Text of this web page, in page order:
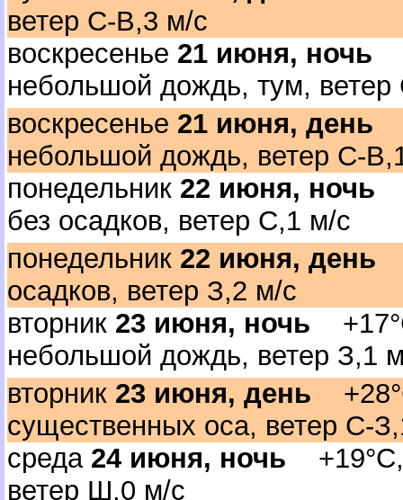
етер С-В,3 м/с
оскресенье 21 июня, ночь
небольшой дождь, тум,
оскресенье 21 июня, день
небольшой дождь, ветер С-
понедельник 22 июня, ночь
ез осадков, ветер С,1 м/с
понедельник 22 июня, день
осадков, ветер З,2 м/с
торник 23 июня, ночь
небольшой дождь, ветер З,1
торник 23 июня, день
существенных оса, ветер С-
среда 24 июня, ночь +19°C,
етер Ш,0 м/с